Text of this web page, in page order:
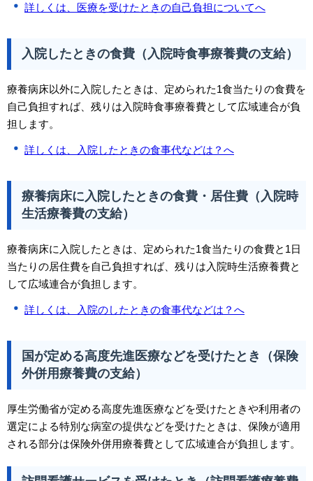
詳しくは、医療を受けたときの自己負担についてへ
入院したときの食費（入院時食事療養費の支給）
療養病床以外に入院したときは、定められた1食当たりの食費を
自己負担すれば、残りは入院時食事療養費として広域連合が負
担します。
詳しくは、入院したときの食事代などは？へ
療養病床に入院したときの食費・居住費（入院時
生活療養費の支給）
療養病床に入院したときは、定められた1食当たりの食費と1日
当たりの居住費を自己負担すれば、残りは入院時生活療養費と
して広域連合が負担します。
詳しくは、入院のしたときの食事代などは？へ
国が定める高度先進医療などを受けたとき（保険
外併用療養費の支給）
厚生労働省が定める高度先進医療などを受けたときや利用者の
選定による特別な病室の提供などを受けたときは、保険が適用
される部分は保険外併用療養費として広域連合が負担します。